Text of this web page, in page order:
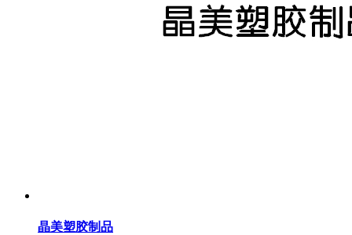
晶美塑胶制品